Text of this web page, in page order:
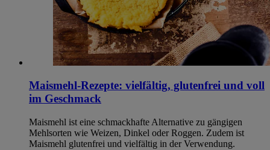
Maismehl-Rezepte: vielfältig, glutenfrei und voll
im Geschmack
Maismehl ist eine schmackhafte Alternative zu gängigen
Mehlsorten wie Weizen, Dinkel oder Roggen. Zudem ist
Maismehl glutenfrei und vielfältig in der Verwendung.